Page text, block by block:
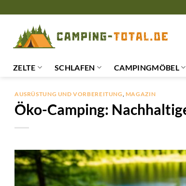
springen
ZELTE SCHLAFEN CAMPINGMÖBEL
AUSRÜSTUNG UND VORBEREITUNG, MAGAZIN
Öko-Camping: